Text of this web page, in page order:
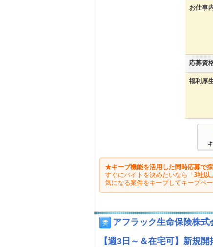
お仕事
応募資
福利厚
★キープ機能を活用した同時応募で採
すぐにバイトを決めたいなら「 3社以
気になる案件をキープしてキープペ
アフラック生命保険株式
【週3日～＆在宅可】新規